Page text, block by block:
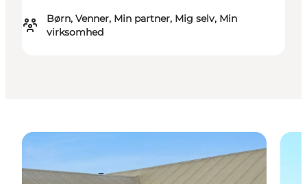
Børn, Venner, Min partner, Mig selv, Min
virksomhed